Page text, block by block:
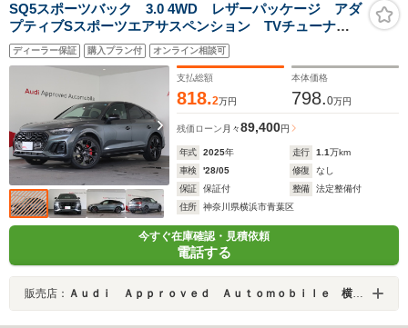
SQ5スポーツバック 3.0 4WD レザーパッケージ アダ
プティブSスポーツエアサスペンション TVチューナ
ー プライバシーガラスコンフォートパッケージ
ディーラー保証 購入プラン付 オンライン相談可
支払総額
818.2万円
本体価格
798.0万円
残価ローン 月々89,400円
年式 2025年 走行 1.1万km
車検
'28/05 修復
なし
保証
保証付 整備
法定整備付
住所
神奈川県横浜市青葉区
今すぐ在庫確認・見積依頼
電話する
販売店： Ａｕｄｉ Ａｐｐｒｏｖｅｄ Ａｕｔｏｍｏｂｉｌｅ 横浜青葉